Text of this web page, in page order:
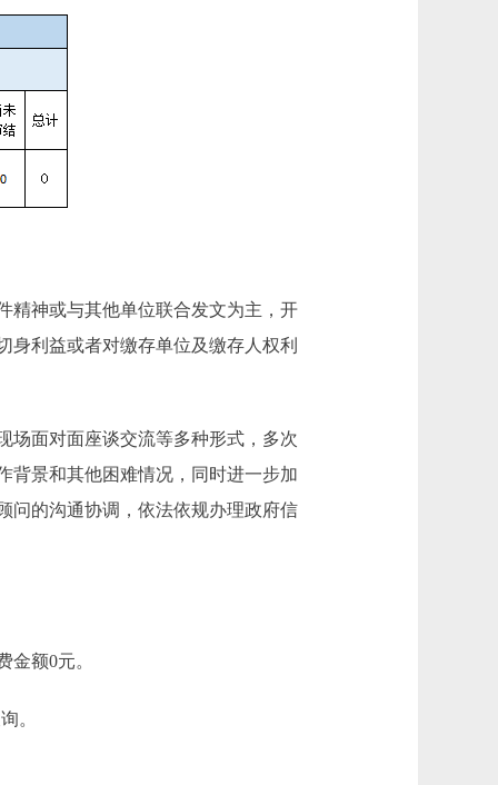
神或与其他单位联合发文为主，开
身利益或者对缴存单位及缴存人权利
面对面座谈交流等多种形式，多次
背景和其他困难情况，同时进一步加
问的沟通协调，依法依规办理政府信
额0元。
。